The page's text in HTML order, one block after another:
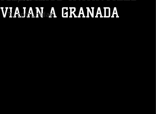
Tu comunidad
VIAJAN A GRANADA